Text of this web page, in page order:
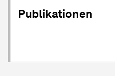
Publikationen